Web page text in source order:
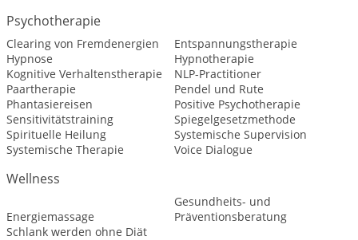
Psychotherapie
Clearing von Fremdenergien
Entspannungstherapie
Hypnose
Hypnotherapie
Kognitive Verhaltenstherapie
NLP-Practitioner
Paartherapie
Pendel und Rute
Phantasiereisen
Positive Psychotherapie
Sensitivitätstraining
Spiegelgesetzmethode
Spirituelle Heilung
Systemische Supervision
Systemische Therapie
Voice Dialogue
Wellness
Energiemassage
Gesundheits- und
Präventionsberatung
Schlank werden ohne Diät